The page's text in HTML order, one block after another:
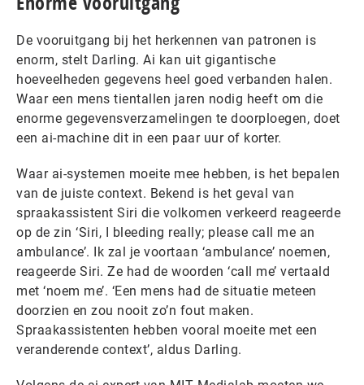
De vooruitgang bij het herkennen van patronen is
enorm, stelt Darling. Ai kan uit gigantische
hoeveelheden gegevens heel goed verbanden halen.
Waar een mens tientallen jaren nodig heeft om die
enorme gegevensverzamelingen te doorploegen, doet
een ai-machine dit in een paar uur of korter.
Waar ai-systemen moeite mee hebben, is het bepalen
van de juiste context. Bekend is het geval van
spraakassistent Siri die volkomen verkeerd reageerde
op de zin ‘Siri, I bleeding really; please call me an
ambulance’. Ik zal je voortaan ‘ambulance’ noemen,
reageerde Siri. Ze had de woorden ‘call me’ vertaald
met ‘noem me’. ‘Een mens had de situatie meteen
doorzien en zou nooit zo’n fout maken.
Spraakassistenten hebben vooral moeite met een
veranderende context’, aldus Darling.